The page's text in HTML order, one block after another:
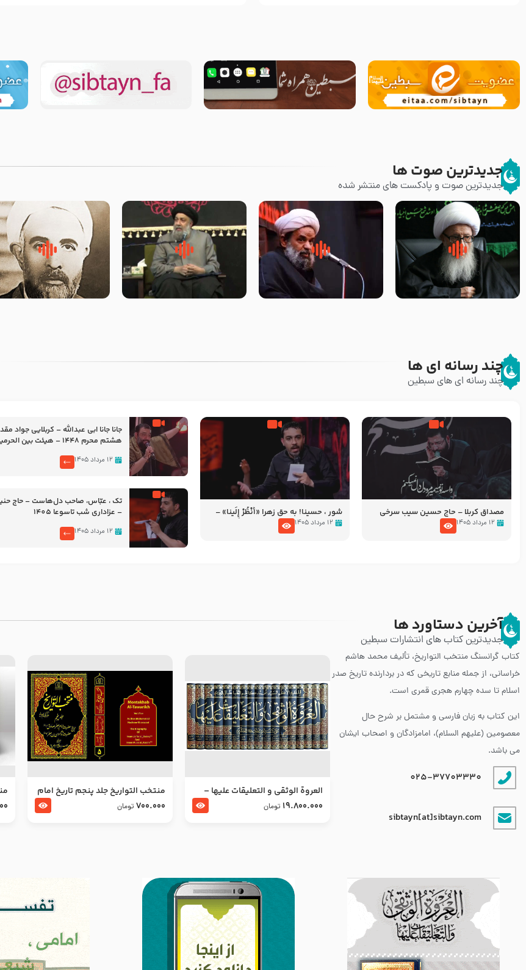
جدیدترین صوت ها
جدیدترین صوت و پادکست های منتشر شده
زوّار اربعین امام حسین (علیه
السلام) با این اشتیاق به زیارت
روضه جانسوز پاره های جگر امام
حسن مجتبی علیه السلام-حجت
لقب حضرت رقیه سلام الله علیها
به چه معناست – حجت الاسلام
روضه‌ی مجلس یزید ملعون و
اسارت اهل‌بیت علیهم‌السلام –
چند رسانه ای ها
چند رسانه ای های سبطین
مصداق کربلا – حاج حسین سیب سرخی
۱۲ مرداد ۱۴۰۵
شور ، حسینا! به‌ حق زهرا «أُنْظُرْ إِلَینا» –
عزاداری شب هفتم ماه محرّم 1405
۱۲ مرداد ۱۴۰۵
جانا جانا ابی عبدالله – کربلایی جواد
هشتم محرم 1448 – هیئت بین الحرمین طهران
۱۲ مرداد ۱۴۰۵
تک ، عبّاس، صاحب دل‌هاست – حاج
– عزاداری شب تاسوعا 1405
۱۲ مرداد ۱۴۰۵
آخرین دستاورد ها
جدیدترین کتاب های انتشارات سبطین
کتاب گرانسنگ منتخب التواريخ، تألیف محمد هاشم
خراسانی، از جمله منابع تاریخی که در بردارنده تاریخ صدر
اسلام تا سده چهارم هجری قمری است.
این کتاب به زبان فارسی و مشتمل بر شرح حال
معصومین (علیهم السلام)، امامزادگان و اصحاب ایشان
می باشد.
025-37703330
sibtayn[at]sibtayn.com
العروة الوثقى و التعليقات عليها –
طرح جدید
19.800.000 تومان
منتخب التواریخ جلد پنجم تاریخ امام
جعفر صادق و امام موسی بن جعفر
700.000 تومان